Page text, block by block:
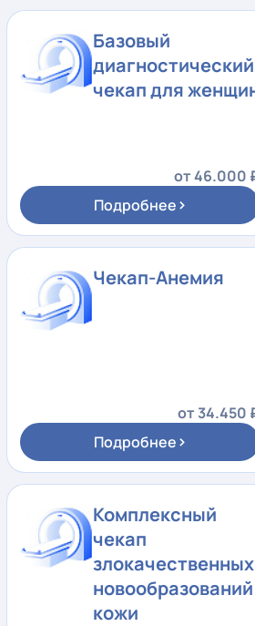
Базовый
диагностический
чекап для
от 46.000
Подробнее›
Чекап-Анемия
от 34.450
Подробнее›
Комплексный
чекап
злокачественных
новообразований
кожи